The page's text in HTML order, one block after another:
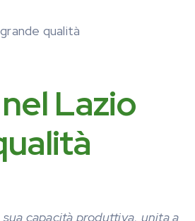
qualità
Lazio
capacità produttiva, unita a